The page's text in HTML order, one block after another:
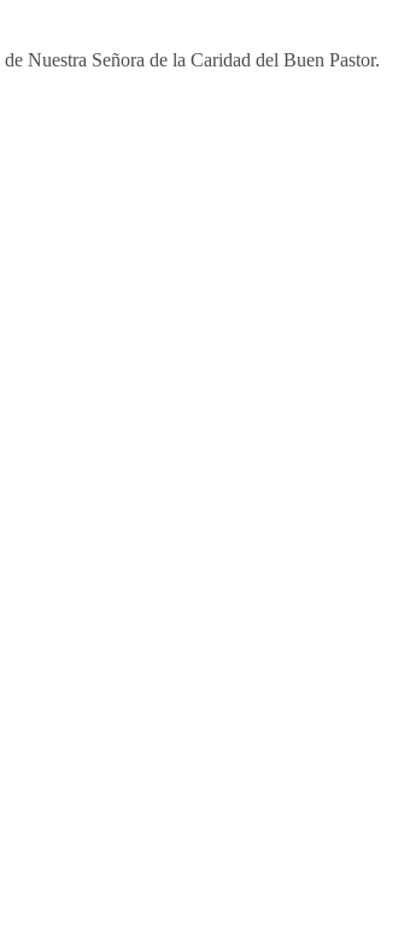
Nuestra Señora de la Caridad del Buen Pastor.